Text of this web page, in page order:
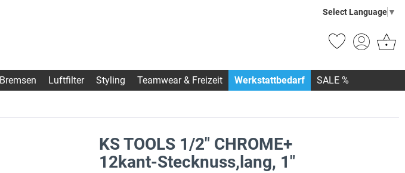
Select Language ▼
Bremsen Luftfilter Styling Teamwear & Freizeit Werkstattbedarf SALE %
KS TOOLS 1/2" CHROME+
12kant-Stecknuss,lang, 1"